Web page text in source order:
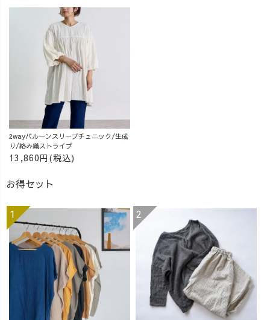
2wayバルーンスリーブチュニック/生成
り/絡み織ストライプ
13,860円(税込)
お得セット